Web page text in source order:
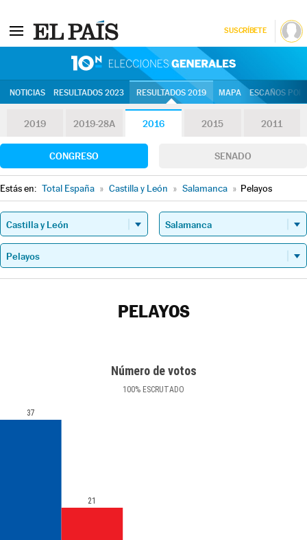
SUSCRÍBETE
NOTICIAS RESULTADOS 2023 RESULTADOS 2019 MAPA ESCAÑOS
2019 2019-28A 2016 2015 2011
CONGRESO SENADO
Estás en: Total España » Castilla y León » Salamanca » Pelayos
PELAYOS
Número de votos
100% ESCRUTADO
37
21